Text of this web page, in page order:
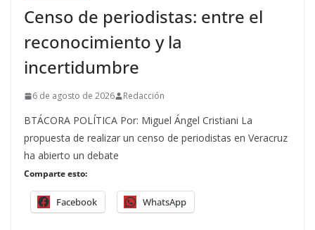
Censo de periodistas: entre el
reconocimiento y la
incertidumbre
6 de agosto de 2026 Redacción
BTÁCORA POLÍTICA Por: Miguel Ángel Cristiani La
propuesta de realizar un censo de periodistas en Veracruz
ha abierto un debate
Comparte esto:
Facebook WhatsApp